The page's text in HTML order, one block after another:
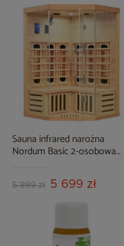
Sauna infrared narożna
Nordum Basic 2-osobowa
5 999 zł 5 699 zł